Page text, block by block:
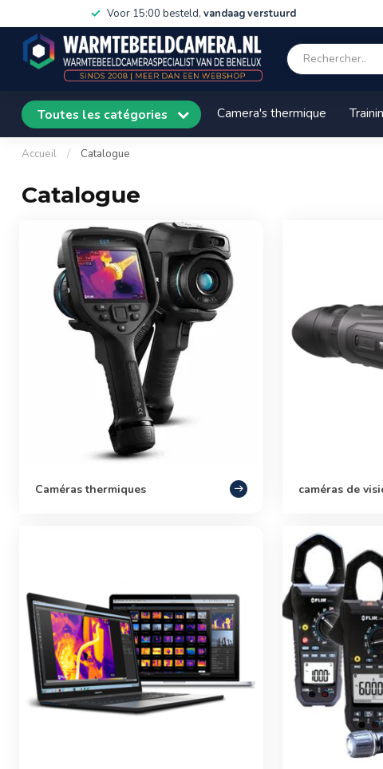
Voor 15:00 besteld, vandaag verstuurd
Toutes les catégories Camera's thermique
Accueil / Catalogue
Catalogue
Caméras thermiques caméras de